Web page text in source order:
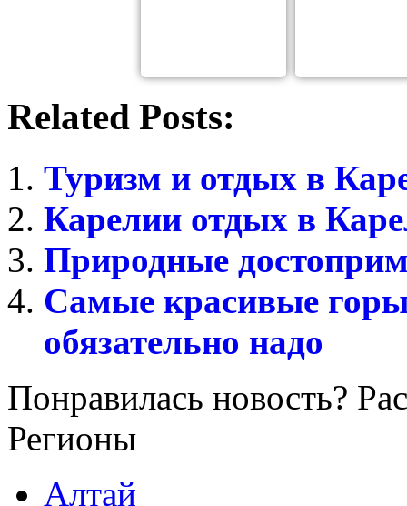
Related Posts:
Туризм и отдых в
Карелии отдых в
Природные
Самые красивые
обязательно надо
Понравилась новость?
Регионы
Алтай